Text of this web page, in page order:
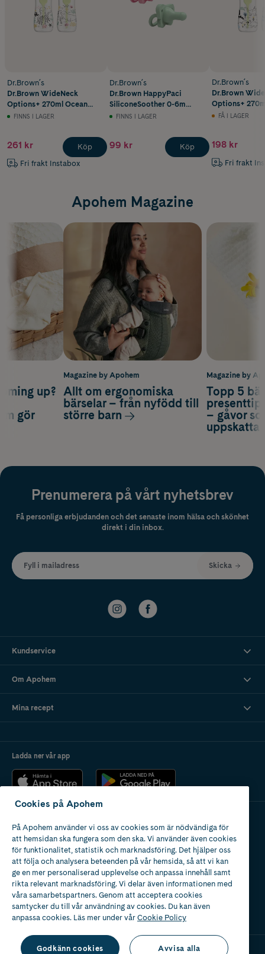
Dr.Brown´s
Dr.Brown WideNeck
Options+ 270ml Ocean
Designs 2 pack
FINNS I LAGER
261 kr
Fri frakt Instabox
Köp
Dr.Brown´s
Dr.Brown HappyPaci
SiliconeSoother 0-6m
Pink/Green 2st
FINNS I LAGER
99 kr Köp
Dr.Brown´s
Dr.Brown
Options+ 270ml
Designs 2 pack
FÅ I LAGER
198 kr
Fri frakt
Apohem Magazine
Magazine by
Topp 5
– gåvor
up?
gör
Magazine by Apohem
Allt om ergonomiska
bärselar – från nyfödd till
större barn
Prenumerera på vårt nyhetsbrev
Få personliga erbjudanden och det senaste inom hälsa och skönhet
direkt i din inbox.
Fyll i mailadress Skicka
Kundservice
Om Apohem
Mina recept
Ladda ner vår app
Apotek med tillstånd
av Läkemedelsverket
Cookies på Apohem
På Apohem använder vi oss av cookies som är nödvändiga för
att hemsidan ska fungera som den ska. Vi använder även cookies
för funktionalitet, statistik och marknadsföring. Det hjälper oss
att följa och analysera beteenden på vår hemsida, så att vi kan
ge en mer personaliserad upplevelse och anpassa innehåll samt
rikta relevant marknadsföring. Vi delar även informationen med
våra samarbetspartners. Genom att acceptera cookies
samtycker du till vår användning av cookies. Du kan även
anpassa cookies. Läs mer under vårCookie Policy
Godkänn cookies Avvisa alla